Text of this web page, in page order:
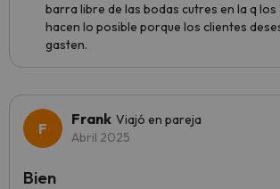
barra libre de las bodas cutres en la q
hacen lo posible porque los clientes
gasten.
Frank Viajó en pareja
Abril 2025
Bien